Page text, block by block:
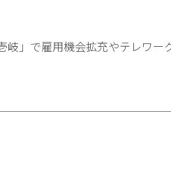
」で雇用機会拡充やテレワー